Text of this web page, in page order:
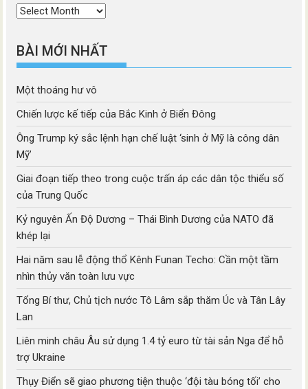
Thời
BÀI MỚI NHẤT
Một thoáng hư vô
Chiến lược kế tiếp của Bắc Kinh ở Biển Đông
Ông Trump ký sắc lệnh hạn chế luật ‘sinh ở Mỹ là công dân
Mỹ’
Giai đoạn tiếp theo trong cuộc trấn áp các dân tộc thiểu số
của Trung Quốc
Kỷ nguyên Ấn Độ Dương – Thái Bình Dương của NATO đã
khép lại
Hai năm sau lễ động thổ Kênh Funan Techo: Cần một tầm
nhìn thủy văn toàn lưu vực
Tổng Bí thư, Chủ tịch nước Tô Lâm sắp thăm Úc và Tân Lây
Lan
Liên minh châu Âu sử dụng 1.4 tỷ euro từ tài sản Nga để hỗ
trợ Ukraine
Thụy Điển sẽ giao phương tiện thuộc ‘đội tàu bóng tối’ cho